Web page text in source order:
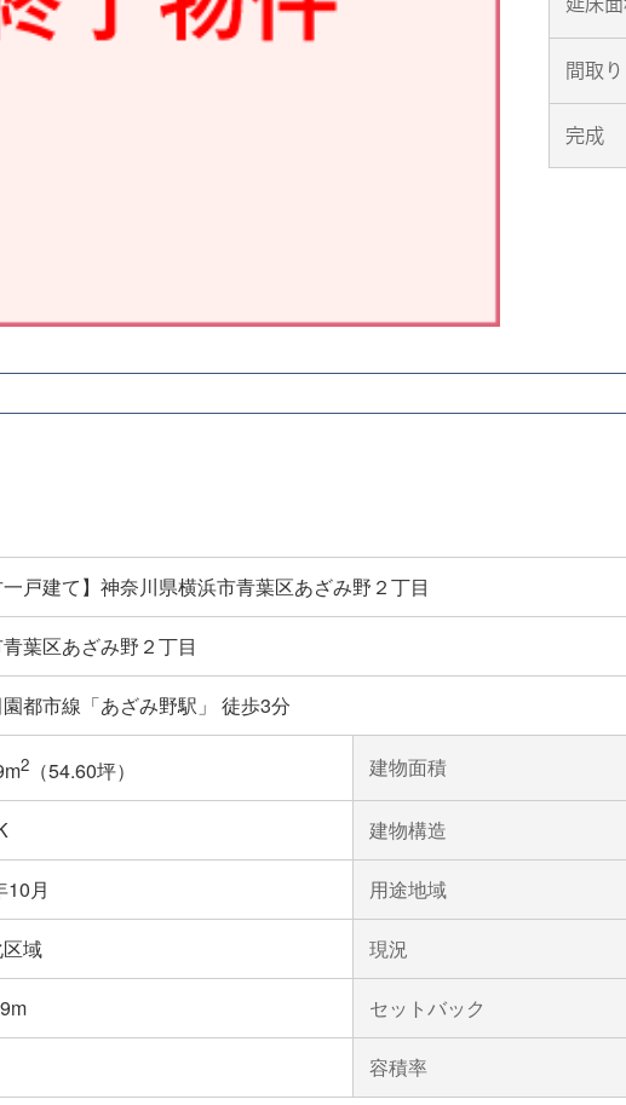
延床
間取り
完成
一戸建て】神奈川県横浜市青葉区あざみ野２丁目
葉区あざみ野２丁目
都市線「あざみ野駅」 徒歩3分
2（54.60坪） 建物面積
建物構造
10月 用途地域
域 現況
セットバック
容積率